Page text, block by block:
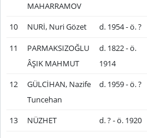
MAHARRAMOV
10 NURİ, Nuri Gözet d. 1954 - ö. ?
11
PARMAKSIZOĞLU
ÂŞIK MAHMUT
d. 1822 - ö.
1914
12
GÜLCİHAN, Nazife
Tuncehan
d. 1959 - ö. ?
13 NÜZHET d. ? - ö. 1920